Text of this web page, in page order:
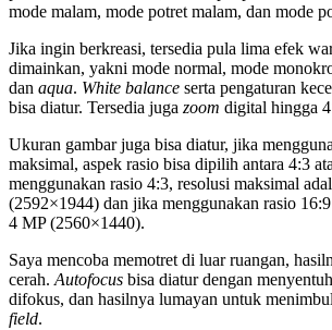
mode malam, mode potret malam, dan mode
Jika ingin berkreasi, tersedia pula lima efek
dimainkan, yakni mode normal, mode
dan aqua. White balance serta pengaturan
bisa diatur. Tersedia juga zoom digital hingga
Ukuran gambar juga bisa diatur, jika
maksimal, aspek rasio bisa dipilih antara 4:3
menggunakan rasio 4:3, resolusi maksimal
(2592×1944) dan jika menggunakan rasio
4 MP (2560×1440).
Saya mencoba memotret di luar ruangan,
cerah. Autofocus bisa diatur dengan
difokus, dan hasilnya lumayan untuk
field.